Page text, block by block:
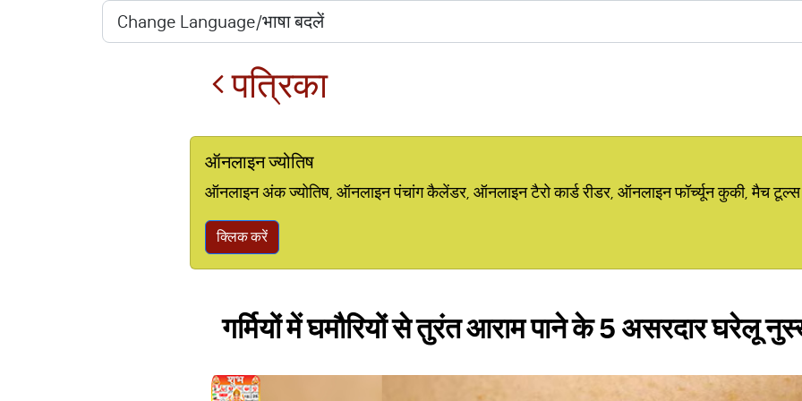
पत्रिका
ऑनलाइन ज्योतिष
ऑनलाइन अंक ज्योतिष, ऑनलाइन पंचांग कैलेंडर, ऑनलाइन टैरो कार्ड रीडर, ऑनलाइन फॉर्च्यून कुकी, मैच टूल्स
क्लिक करें
गर्मियों में घमौरियों से तुरंत आराम पाने के 5 असरदार घरेलू